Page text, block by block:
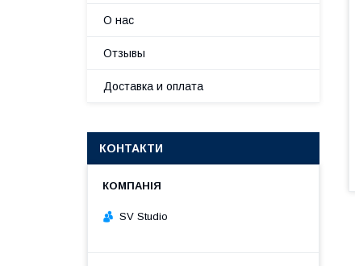
О нас
Отзывы
Доставка и оплата
КОНТАКТИ
SV Studio